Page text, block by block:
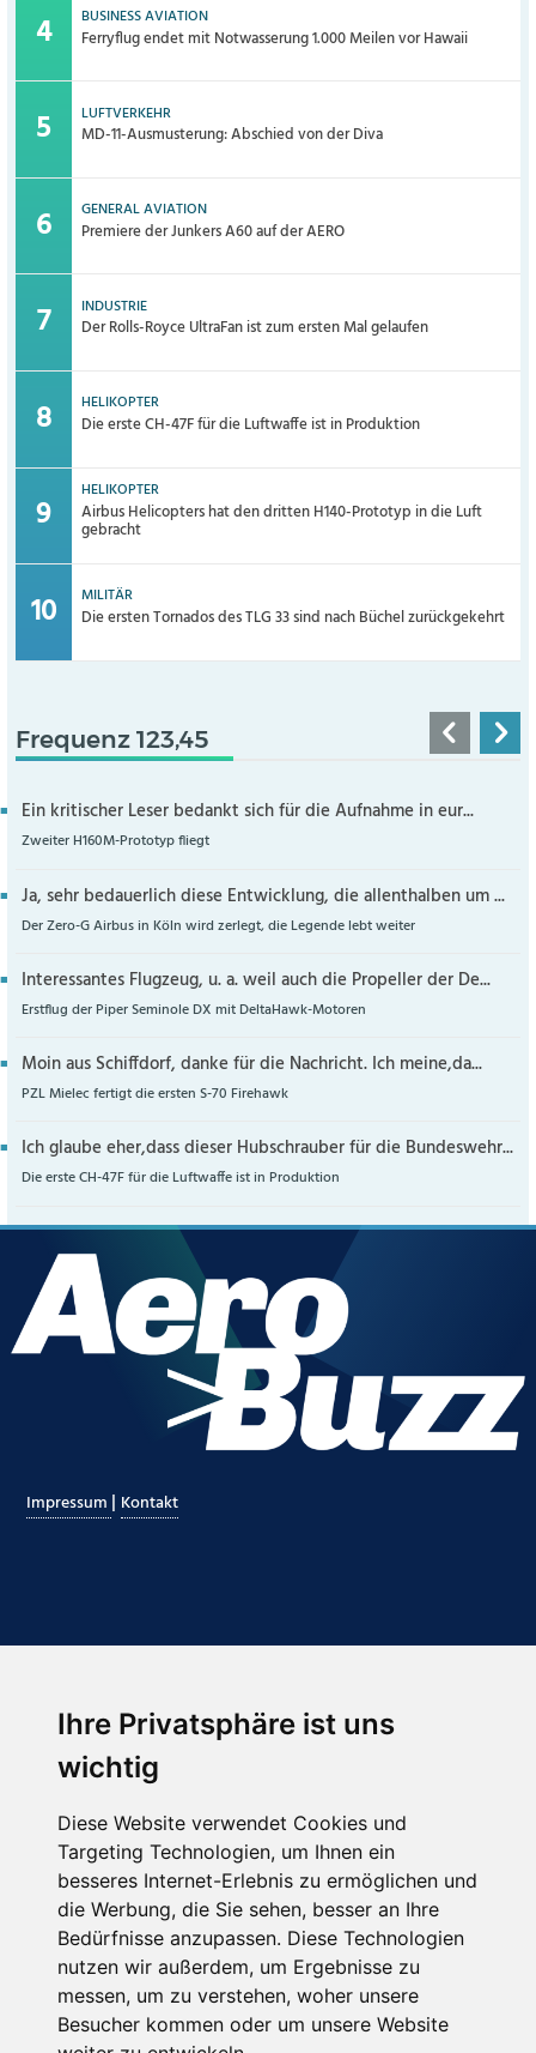
Ihre Privatsphäre ist uns
wichtig
Diese Website verwendet Cookies und
Targeting Technologien, um Ihnen ein
besseres Internet-Erlebnis zu ermöglichen und
die Werbung, die Sie sehen, besser an Ihre
Bedürfnisse anzupassen. Diese Technologien
nutzen wir außerdem, um Ergebnisse zu
messen, um zu verstehen, woher unsere
Besucher kommen oder um unsere Website
BUSINESS AVIATION
Ferryflug endet mit Notwasserung 1.000 Meilen vor Hawaii
LUFTVERKEHR
MD-11-Ausmusterung: Abschied von der Diva
GENERAL AVIATION
Premiere der Junkers A60 auf der AERO
INDUSTRIE
Der Rolls-Royce UltraFan ist zum ersten Mal gelaufen
HELIKOPTER
Die erste CH-47F für die Luftwaffe ist in Produktion
HELIKOPTER
Airbus Helicopters hat den dritten H140-Prototyp in die Luft
gebracht
MILITÄR
Die ersten Tornados des TLG 33 sind nach Büchel zurückgekehrt
Frequenz 123,45
Ein kritischer Leser bedankt sich für die Aufnahme in eur...
Zweiter H160M-Prototyp fliegt
Ja, sehr bedauerlich diese Entwicklung, die allenthalben um ...
Der Zero-G Airbus in Köln wird zerlegt, die Legende lebt weiter
Interessantes Flugzeug, u. a. weil auch die Propeller der De...
Erstflug der Piper Seminole DX mit DeltaHawk-Motoren
Moin aus Schiffdorf, danke für die Nachricht. Ich meine,da...
PZL Mielec fertigt die ersten S-70 Firehawk
Ich glaube eher,dass dieser Hubschrauber für die Bundeswehr...
Die erste CH-47F für die Luftwaffe ist in Produktion
Impressum | Kontakt
Hier finden Sie uns auch
Abonnieren Sie unseren Newsletter
Email*